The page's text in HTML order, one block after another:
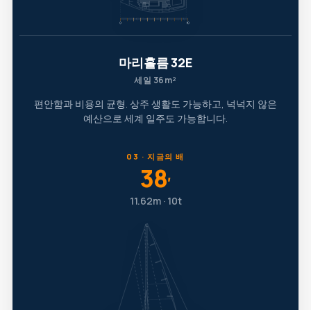
마리홀름 32E
세일 36m²
편안함과 비용의 균형. 상주 생활도 가능하고, 넉넉지 않은
예산으로 세계 일주도 가능합니다.
03 · 지금의 배
38′
11.62m · 10t